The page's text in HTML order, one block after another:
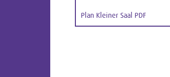
Plan Kleiner Saal PDF